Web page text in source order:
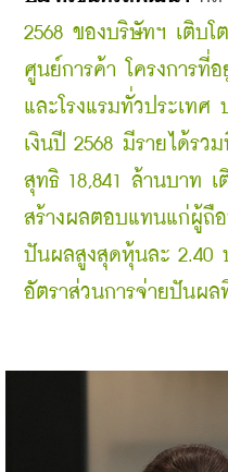
2568 ของบริษัทฯ เติบโ
ศูนย์การค้า โครงการที่
และโรงแรมทั่วประเทศ
เงินปี 2568 มีรายได้รว
สุทธิ 18,841 ล้านบาท เ
สร้างผลตอบแทนแก่ผู้ถื
ปันผลสูงสุดหุ้นละ 2.40
อัตราส่วนการจ่ายปันผล